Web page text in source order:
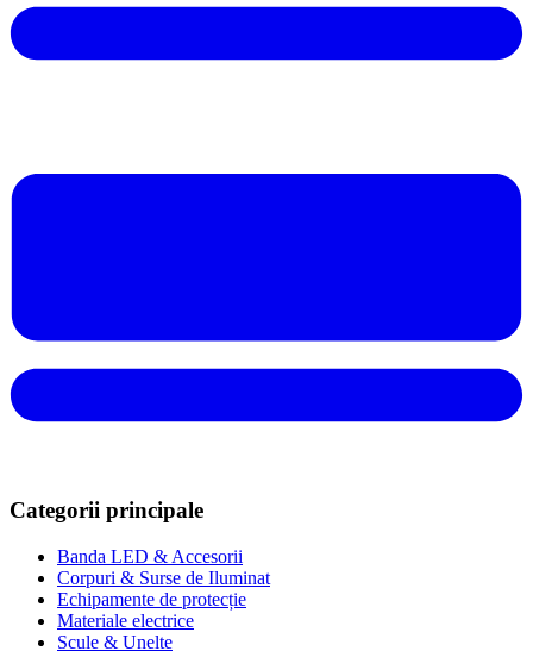
Categorii principale
Banda LED & Accesorii
Corpuri & Surse de Iluminat
Echipamente de protecție
Materiale electrice
Scule & Unelte